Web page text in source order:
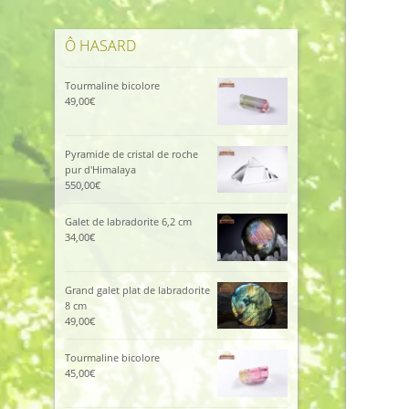
Ô HASARD
Tourmaline bicolore
49,00€
Pyramide de cristal de roche
pur d'Himalaya
550,00€
Galet de labradorite 6,2 cm
34,00€
Grand galet plat de labradorite
8 cm
49,00€
Tourmaline bicolore
45,00€